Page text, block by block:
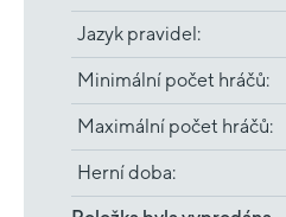
Jazyk pravidel:
Minimální počet hráčů:
Maximální počet hráčů:
Herní doba: